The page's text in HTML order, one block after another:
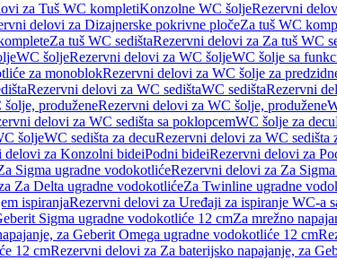
za Tuš WC kompletiKonzolne WC šoljeRezervni
delovi za Dizajnerske pokrivne pločeZa tuš WC
Za tuš WC sedištaRezervni delovi za Za tuš WC
WC šoljeRezervni delovi za WC šoljeWC šolje sa
za monoblokRezervni delovi za WC šolje za
Rezervni delovi za WC sedištaWC sedištaRezervni
šolje, produženeRezervni delovi za WC šolje, produžene
delovi za WC sedišta sa poklopcemWC šolje za decu
šoljeWC sedišta za decuRezervni delovi za WC sedišta
delovi za Konzolni bideiPodni bideiRezervni delovi za
Sigma ugradne vodokotlićeRezervni delovi za Za
Za Delta ugradne vodokotlićeZa Twinline ugradne
ispiranjaRezervni delovi za Uređaji za ispiranje WC-a
Sigma ugradne vodokotliće 12 cmZa mrežno
za Geberit Omega ugradne vodokotliće 12 cm
12 cmRezervni delovi za Za baterijsko napajanje, za